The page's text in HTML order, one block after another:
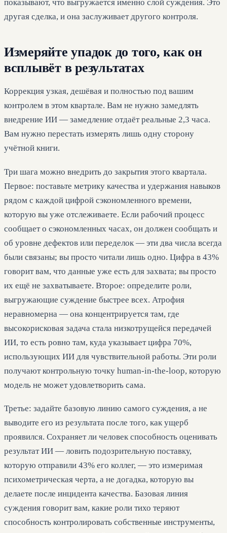
показывают, что выгружается именно слой суждения. Это
другая сделка, и она заслуживает другого контроля.
Измеряйте упадок до того, как он
всплывёт в результатах
Коррекция узкая, дешёвая и полностью под вашим
контролем в этом квартале. Вам не нужно замедлять
внедрение ИИ — замедление отдаёт реальные 2,3 часа.
Вам нужно перестать измерять лишь одну сторону
учётной книги.
Три шага можно внедрить до закрытия этого квартала.
Первое: поставьте метрику качества и удержания навыков
рядом с каждой цифрой сэкономленного времени,
которую вы уже отслеживаете. Если рабочий процесс
сообщает о сэкономленных часах, он должен сообщать и
об уровне дефектов или переделок — эти два числа всегда
были связаны; вы просто читали лишь одно. Цифра в 43%
говорит вам, что данные уже есть для захвата; вы просто
их ещё не захватываете. Второе: определите роли,
выгружающие суждение быстрее всех. Атрофия
неравномерна — она концентрируется там, где
высокорисковая задача стала низкотрущейся передачей
ИИ, то есть ровно там, куда указывает цифра 70%,
использующих ИИ для чувствительной работы. Эти роли
получают контрольную точку human-in-the-loop, которую
модель не может удовлетворить сама.
Третье: задайте базовую линию самого суждения, а не
выводите его из результата после того, как ущерб
проявился. Сохраняет ли человек способность оценивать
результат ИИ — ловить подозрительную поставку,
которую отправили 43% его коллег, — это измеримая
психометрическая черта, а не догадка, которую вы
делаете после инцидента качества. Базовая линия
суждения говорит вам, какие роли тихо теряют
способность контролировать собственные инструменты,